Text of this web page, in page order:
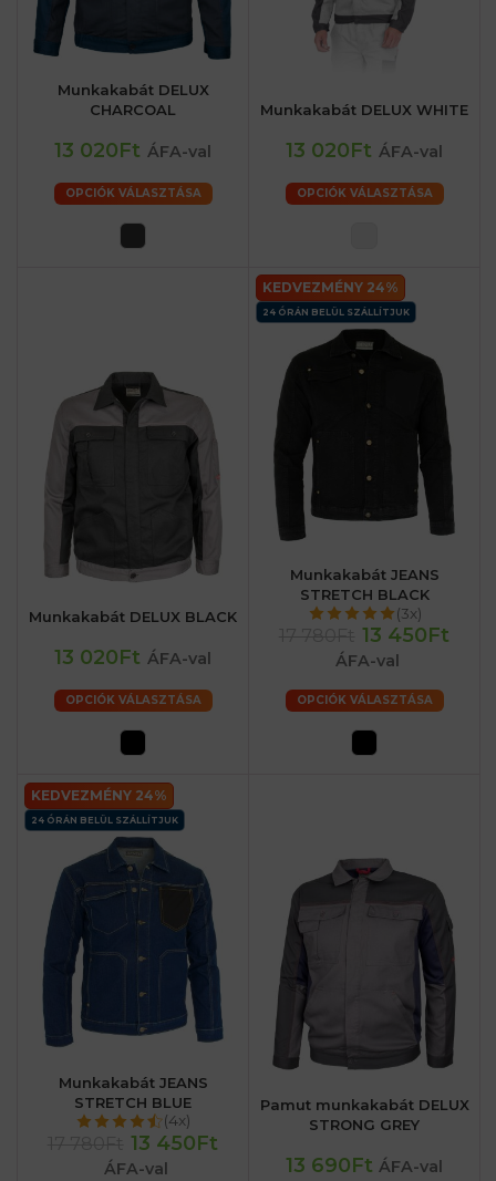
Munkakabát DELUX
CHARCOAL
13 020Ft ÁFA-val
OPCIÓK VÁLASZTÁSA
Munkakabát DELUX WHITE
13 020Ft ÁFA-val
OPCIÓK VÁLASZTÁSA
Munkakabát DELUX BLACK
13 020Ft ÁFA-val
OPCIÓK VÁLASZTÁSA
KEDVEZMÉNY 24%
24 ÓRÁN BELÜL SZÁLLÍTJUK
Munkakabát JEANS
STRETCH BLACK
(3x)
13 450Ft
ÁFA-val
OPCIÓK VÁLASZTÁSA
KEDVEZMÉNY 24%
24 ÓRÁN BELÜL SZÁLLÍTJUK
Munkakabát JEANS
STRETCH BLUE
(4x)
13 450Ft
ÁFA-val
Pamut munkakabát DELUX
STRONG GREY
13 690Ft ÁFA-val